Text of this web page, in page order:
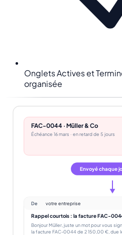
Onglets Actives et
organisée
FAC-0044 · Müller & Co
Échéance 16 mars · en retard de 5 jours
Envoyé chaque
De votre entreprise
Rappel courtois : la facture FAC-
Bonjour Müller, juste un mot pour vous
la facture FAC-0044 de 2 150,00 €, due le